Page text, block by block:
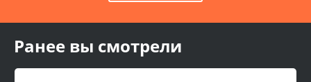
Ранее вы смотрели